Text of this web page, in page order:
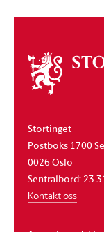
Om
stortinget
Stortinget
Postboks 1700
0026 Oslo
Sentralbord: 23
Kontakt oss